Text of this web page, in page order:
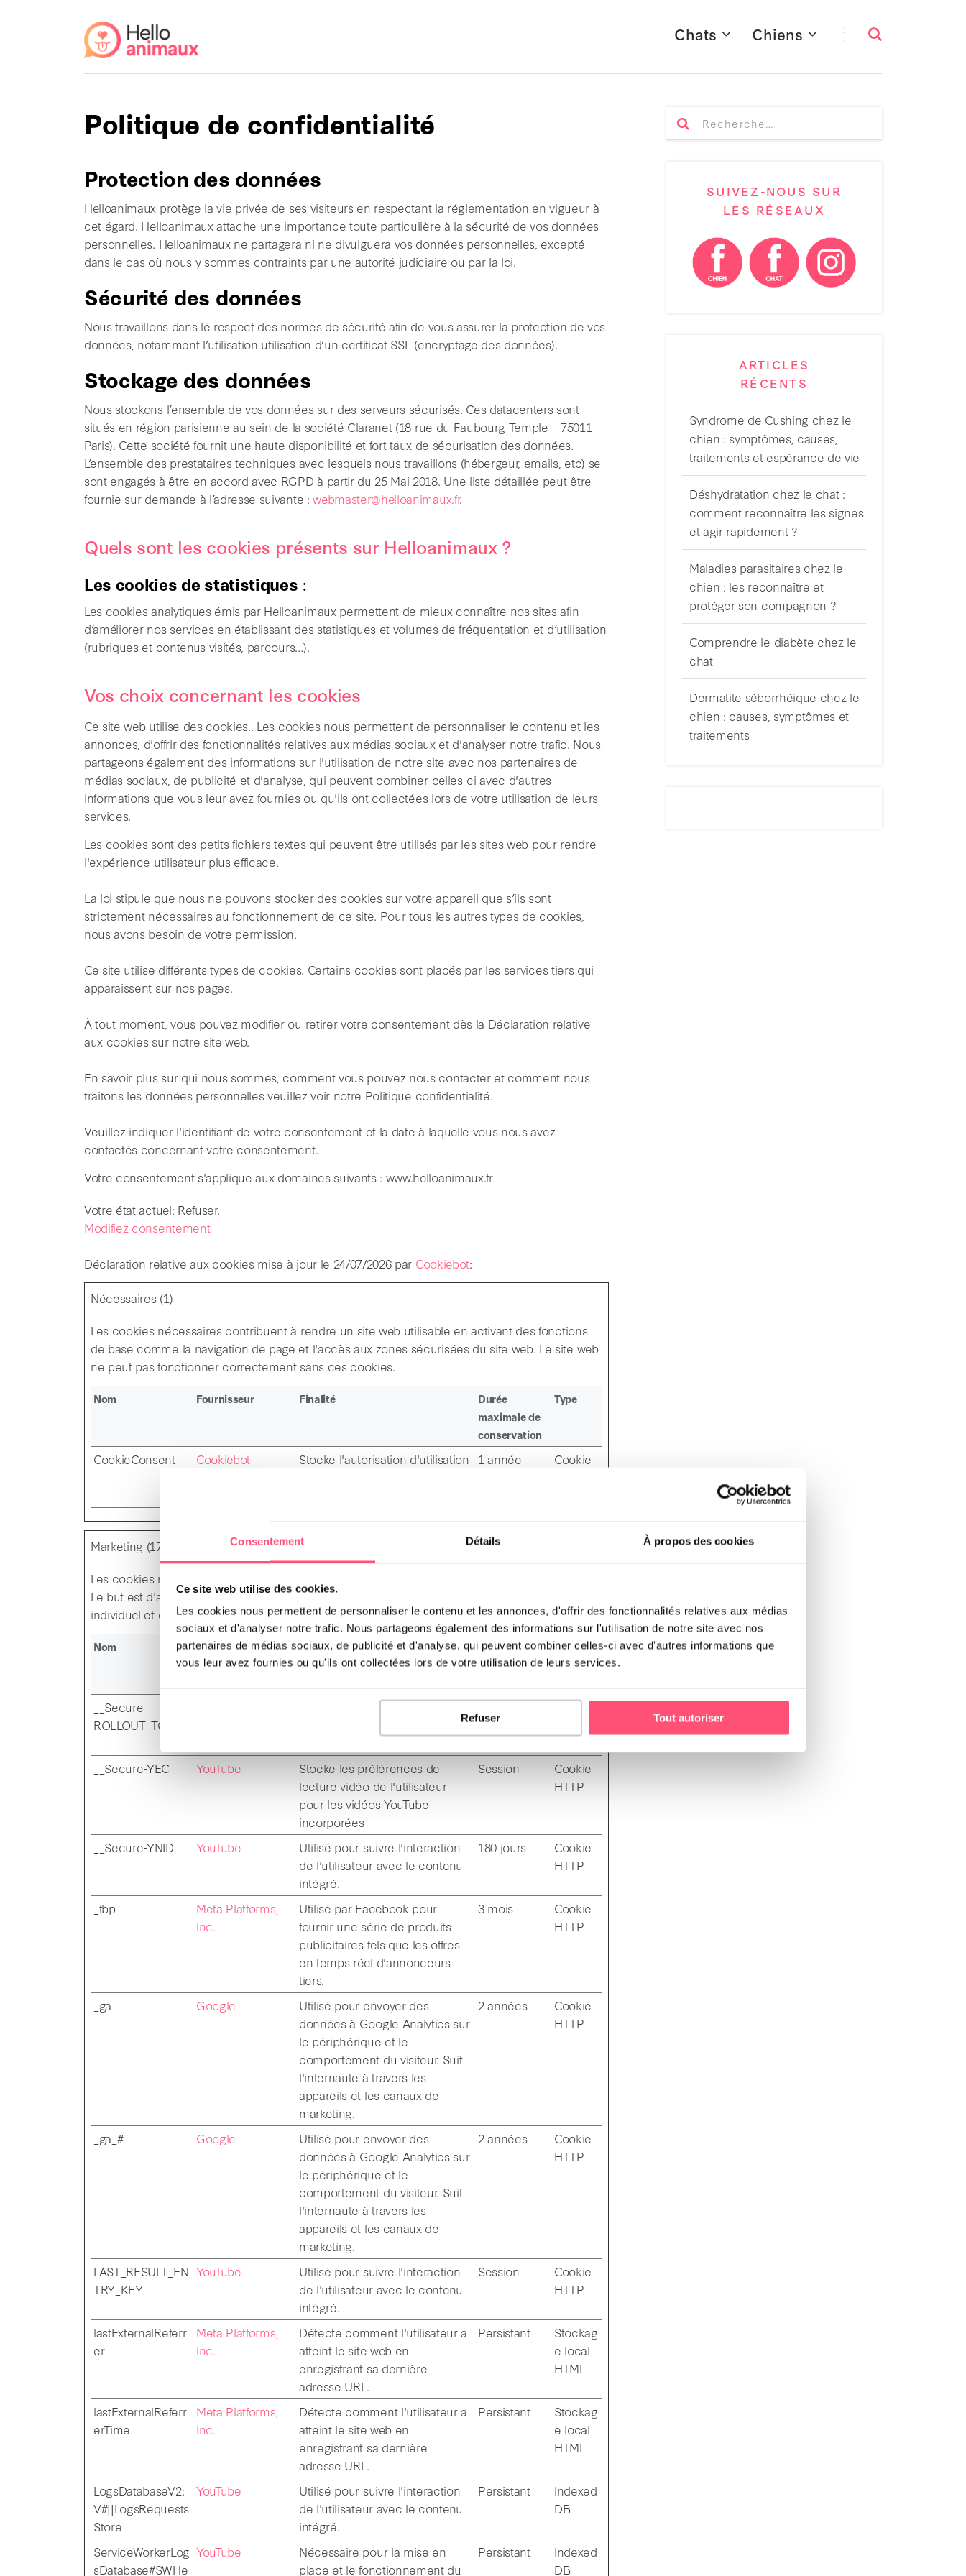
Consentement Détails À propos des cookies
Ce site web utilise des cookies.
Les cookies nous permettent de personnaliser le contenu et les annonces, d'offrir des fonctionnalités relatives aux médias
sociaux et d'analyser notre trafic. Nous partageons également des informations sur l'utilisation de notre site avec nos
partenaires de médias sociaux, de publicité et d'analyse, qui peuvent combiner celles-ci avec d'autres informations que
vous leur avez fournies ou qu'ils ont collectées lors de votre utilisation de leurs services.
Refuser Tout autoriser
Chats Chiens
Politique de confidentialité
Protection des données
Helloanimaux protège la vie privée de ses visiteurs en respectant la réglementation en vigueur à
cet égard. Helloanimaux attache une importance toute particulière à la sécurité de vos données
personnelles. Helloanimaux ne partagera ni ne divulguera vos données personnelles, excepté
dans le cas où nous y sommes contraints par une autorité judiciaire ou par la loi.
Sécurité des données
Nous travaillons dans le respect des normes de sécurité afin de vous assurer la protection de vos
données, notamment l’utilisation utilisation d’un certificat SSL (encryptage des données).
Stockage des données
Nous stockons l’ensemble de vos données sur des serveurs sécurisés. Ces datacenters sont
situés en région parisienne au sein de la société Claranet (18 rue du Faubourg Temple – 75011
Paris). Cette société fournit une haute disponibilité et fort taux de sécurisation des données.
L’ensemble des prestataires techniques avec lesquels nous travaillons (hébergeur, emails, etc) se
sont engagés à être en accord avec RGPD à partir du 25 Mai 2018. Une liste détaillée peut être
fournie sur demande à l’adresse suivante :webmaster@helloanimaux.fr.
Quels sont les cookies présents sur Helloanimaux ?
Les cookies de statistiques :
Les cookies analytiques émis par Helloanimaux permettent de mieux connaître nos sites afin
d’améliorer nos services en établissant des statistiques et volumes de fréquentation et d’utilisation
(rubriques et contenus visités, parcours…).
Vos choix concernant les cookies
Ce site web utilise des cookies.. Les cookies nous permettent de personnaliser le contenu et les
annonces, d'offrir des fonctionnalités relatives aux médias sociaux et d'analyser notre trafic. Nous
partageons également des informations sur l'utilisation de notre site avec nos partenaires de
médias sociaux, de publicité et d'analyse, qui peuvent combiner celles-ci avec d'autres
informations que vous leur avez fournies ou qu'ils ont collectées lors de votre utilisation de leurs
services.
Les cookies sont des petits fichiers textes qui peuvent être utilisés par les sites web pour rendre
l'expérience utilisateur plus efficace.
La loi stipule que nous ne pouvons stocker des cookies sur votre appareil que s’ils sont
strictement nécessaires au fonctionnement de ce site. Pour tous les autres types de cookies,
nous avons besoin de votre permission.
Ce site utilise différents types de cookies. Certains cookies sont placés par les services tiers qui
apparaissent sur nos pages.
À tout moment, vous pouvez modifier ou retirer votre consentement dès la Déclaration relative
aux cookies sur notre site web.
En savoir plus sur qui nous sommes, comment vous pouvez nous contacter et comment nous
traitons les données personnelles veuillez voir notre Politique confidentialité.
Veuillez indiquer l'identifiant de votre consentement et la date à laquelle vous nous avez
contactés concernant votre consentement.
Votre consentement s'applique aux domaines suivants : www.helloanimaux.fr
Votre état ​​actuel: Refuser.
Modifiez consentement
Déclaration relative aux cookies mise à jour le 24/07/2026 par Cookiebot:
Nécessaires (1)
Les cookies nécessaires contribuent à rendre un site web utilisable en activant des fonctions
de base comme la navigation de page et l'accès aux zones sécurisées du site web. Le site web
ne peut pas fonctionner correctement sans ces cookies.
Nom Fournisseur Finalité
Durée
maximale de
conservation
Type
CookieConsent Cookiebot
Stocke l'autorisation d'utilisation
1 année
Cookie
Marketing (17)
Les cookies marketing sont utilisés pour effectuer le suivi des visiteurs au travers des sites web.
Le but est d'afficher des publicités qui sont pertinentes et intéressantes pour l'utilisateur
individuel et donc plus précieuses pour les éditeurs et annonceurs tiers.
Nom Fournisseur Finalité
Durée
maximale de
Type
__Secure-
ROLLOUT_TOKEN
Utilisé pour suivre l'interaction
de l'utilisateur avec le contenu
180 jours
Cookie
__Secure-YEC YouTube
Stocke les préférences de
lecture vidéo de l'utilisateur
pour les vidéos YouTube
incorporées
Session
Cookie
HTTP
__Secure-YNID YouTube
Utilisé pour suivre l'interaction
de l'utilisateur avec le contenu
intégré.
180 jours
Cookie
HTTP
_fbp
Meta Platforms,
Inc.
Utilisé par Facebook pour
fournir une série de produits
publicitaires tels que les offres
en temps réel d'annonceurs
tiers.
3 mois
Cookie
HTTP
_ga Google
Utilisé pour envoyer des
données à Google Analytics sur
le périphérique et le
comportement du visiteur. Suit
l'internaute à travers les
appareils et les canaux de
marketing.
2 années
Cookie
HTTP
_ga_# Google
Utilisé pour envoyer des
données à Google Analytics sur
le périphérique et le
comportement du visiteur. Suit
l'internaute à travers les
appareils et les canaux de
marketing.
2 années
Cookie
HTTP
LAST_RESULT_EN
TRY_KEY
YouTube
Utilisé pour suivre l'interaction
de l'utilisateur avec le contenu
intégré.
Session
Cookie
HTTP
lastExternalReferr
er
Meta Platforms,
Inc.
Détecte comment l'utilisateur a
atteint le site web en
enregistrant sa dernière
adresse URL.
Persistant
Stockag
e local
HTML
lastExternalReferr
erTime
Meta Platforms,
Inc.
Détecte comment l'utilisateur a
atteint le site web en
enregistrant sa dernière
adresse URL.
Persistant
Stockag
e local
HTML
LogsDatabaseV2:
V#||LogsRequests
Store
YouTube
Utilisé pour suivre l'interaction
de l'utilisateur avec le contenu
intégré.
Persistant
Indexed
DB
ServiceWorkerLog
sDatabase#SWHe
YouTube
Nécessaire pour la mise en
place et le fonctionnement du
Persistant
Indexed
DB
SUIVEZ-NOUS SUR
LES RÉSEAUX
ARTICLES
RÉCENTS
Syndrome de Cushing chez le
chien : symptômes, causes,
traitements et espérance de vie
Déshydratation chez le chat :
comment reconnaître les signes
et agir rapidement ?
Maladies parasitaires chez le
chien : les reconnaître et
protéger son compagnon ?
Comprendre le diabète chez le
chat
Dermatite séborrhéique chez le
chien : causes, symptômes et
traitements